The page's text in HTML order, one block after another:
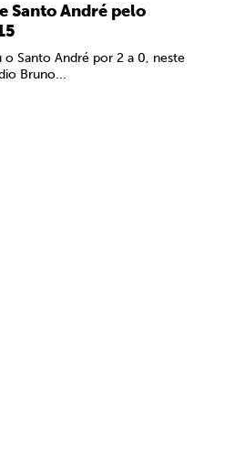
Santo André pelo
o Santo André por 2 a 0, neste
Bruno...